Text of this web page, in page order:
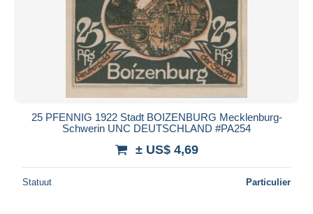
25 PFENNIG 1922 Stadt BOIZENBURG Mecklenburg-
Schwerin UNC DEUTSCHLAND #PA254
± US$ 4,69
Statuut Particulier